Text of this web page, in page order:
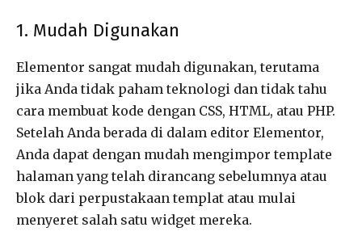
1. Mudah Digunakan
Elementor sangat mudah digunakan, terutama
jika Anda tidak paham teknologi dan tidak tahu
cara membuat kode dengan CSS, HTML, atau PHP.
Setelah Anda berada di dalam editor Elementor,
Anda dapat dengan mudah mengimpor template
halaman yang telah dirancang sebelumnya atau
blok dari perpustakaan templat atau mulai
menyeret salah satu widget mereka.